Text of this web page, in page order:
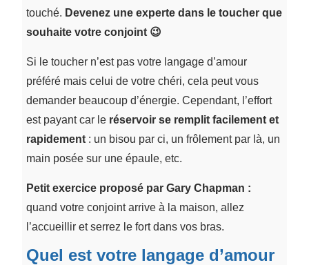
touché. Devenez une experte dans le toucher que
souhaite votre conjoint 😉
Si le toucher n’est pas votre langage d’amour
préféré mais celui de votre chéri, cela peut vous
demander beaucoup d’énergie. Cependant, l’effort
est payant car le réservoir se remplit facilement et
rapidement: un bisou par ci, un frôlement par là, un
main posée sur une épaule, etc.
Petit exercice proposé par Gary Chapman :
quand votre conjoint arrive à la maison, allez
l’accueillir et serrez le fort dans vos bras.
Quel est votre langage d’amour